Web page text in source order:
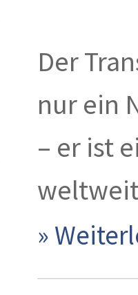
Der
nur ein
– er ist
»